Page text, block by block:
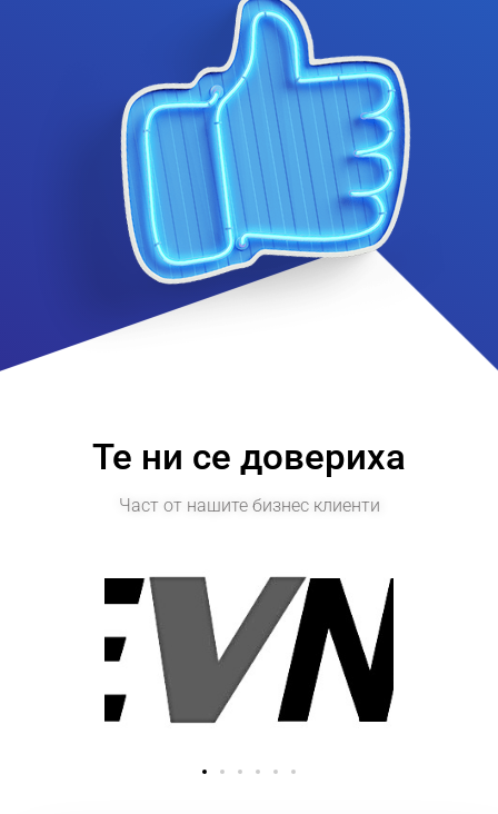
Те ни се довериха
Част от нашите бизнес клиенти